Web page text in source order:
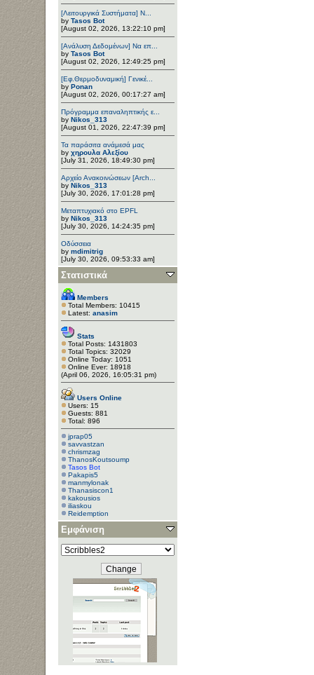
[Λειτουργικά Συστήματα] Ν...
by Tasos Bot
[August 02, 2026, 13:22:10 pm]
[Ανάλυση Δεδομένων] Να επ...
by Tasos Bot
[August 02, 2026, 12:49:25 pm]
[Εφ.Θερμοδυναμική] Γενικέ...
by Ponan
[August 02, 2026, 00:17:27 am]
Πρόγραμμα επαναληπτικής ε...
by Nikos_313
[August 01, 2026, 22:47:39 pm]
Τα παράσιτα ανάμεσά μας
by χηρουλα Αλεξίου
[July 31, 2026, 18:49:30 pm]
Αρχείο Ανακοινώσεων [Arch...
by Nikos_313
[July 30, 2026, 17:01:28 pm]
Μεταπτυχιακό στο EPFL
by Nikos_313
[July 30, 2026, 14:24:35 pm]
Οδύσσεια
by mdimitrig
[July 30, 2026, 09:53:33 am]
Στατιστικά
Members
Total Members: 10415
Latest: anasim
Stats
Total Posts: 1431803
Total Topics: 32029
Online Today: 1051
Online Ever: 18918
(April 06, 2026, 16:05:31 pm)
Users Online
Users: 15
Guests: 881
Total: 896
jprap05
savvastzan
chrismzag
ThanosKoutsoump
Tasos Bot
Pakapis5
manmylonak
Thanasiscon1
kakousios
iliaskou
Reidemption
Pcsc
jimalexoud
Εμφάνιση